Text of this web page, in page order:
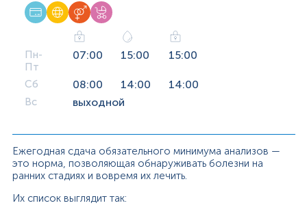
Пн-
Пт
07:00 15:00 15:00
Сб 08:00 14:00 14:00
Вс выходной
Ежегодная сдача обязательного минимума анализов —
это норма, позволяющая обнаруживать болезни на
ранних стадиях и вовремя их лечить.
Их список выглядит так: